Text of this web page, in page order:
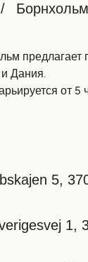
Борнхольм
Дания.
от
5,
1,